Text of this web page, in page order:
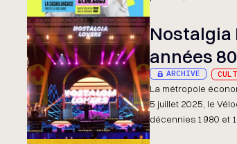
Nostalgia
années
ARCHIVE
La métropole
5 juillet 2025, le
décennies 1980 et